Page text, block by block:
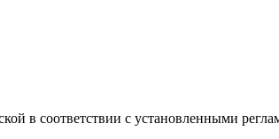
в соответствии с установленными